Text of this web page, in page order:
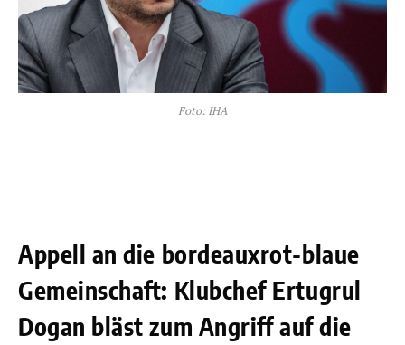
Foto: IHA
Appell an die bordeauxrot-blaue
Gemeinschaft: Klubchef Ertugrul
Dogan bläst zum Angriff auf die